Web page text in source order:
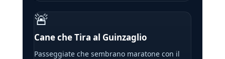
🚨
Cane che Tira al Guinzaglio
Passeggiate che sembrano maratone con il